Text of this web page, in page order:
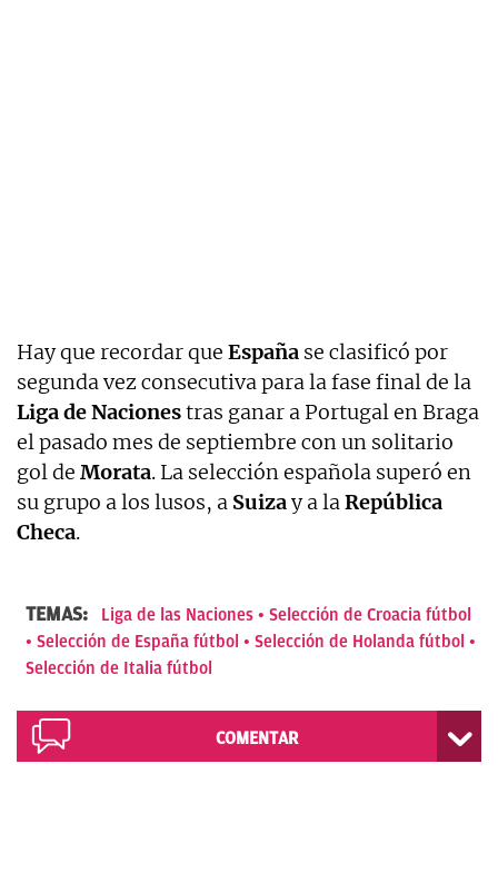
Hay que recordar que España se clasificó por
segunda vez consecutiva para la fase final de la
Liga de Nacionestras ganar a Portugal en Braga
el pasado mes de septiembre con un solitario
gol de Morata. La selección española superó en
su grupo a los lusos, a Suizay a laRepública
Checa.
TEMAS: Liga de las Naciones
Selección de Croacia fútbol
Selección de España fútbol
Selección de Holanda fútbol
Selección de Italia fútbol
COMENTAR